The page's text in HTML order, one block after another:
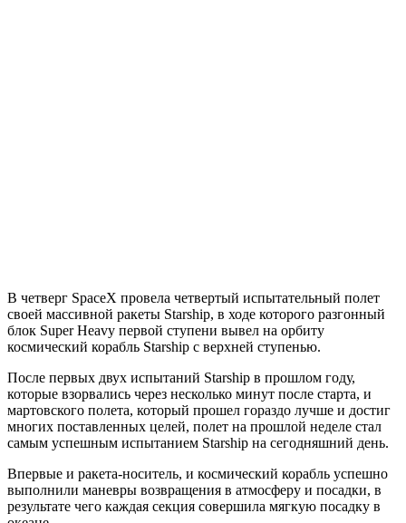
В четверг SpaceX провела четвертый испытательный полет
своей массивной ракеты Starship, в ходе которого разгонный
блок Super Heavy первой ступени вывел на орбиту
космический корабль Starship с верхней ступенью.
После первых двух испытаний Starship в прошлом году,
которые взорвались через несколько минут после старта, и
мартовского полета, который прошел гораздо лучше и достиг
многих поставленных целей, полет на прошлой неделе стал
самым успешным испытанием Starship на сегодняшний день.
Впервые и ракета-носитель, и космический корабль успешно
выполнили маневры возвращения в атмосферу и посадки, в
результате чего каждая секция совершила мягкую посадку в